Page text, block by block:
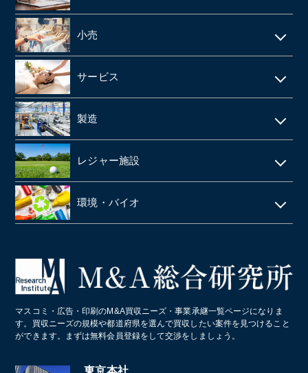
製薬
SMO
CRO
動物病院
歯科
眼科クリニック
医薬品卸
障害者施設 ・就労継続支援施設
給食業・給食サービス
宅配弁当
食品メーカー・食品加工・食品工場
清酒酒造・酒蔵
お弁当・惣菜屋
給食・テイクアウト・配達飲食
ラーメン屋
居酒屋
学習塾
小売
アパレルメーカー・アパレル
スーパーマーケット
FC(フランチャイズ加盟店)
ドラッグストア
LPガス
サービス
警備
エステサロン
ネイルサロン
税理士事務所・会計事務所
コールセンター
スポーツクラブ・フィットネスクラブ
葬儀
製造
印刷
塗料・塗料卸売メーカー
段ボール
造船業・重機・プラント業界
レジャー施設
ゴルフ場
クライミングジム・ボルダリングジム
環境・バイオ
マスコミ・広告・印刷のM&A買収ニーズ・事業承継一覧ページになりま
す。買収ニーズの規模や都道府県を選んで買収したい案件を見つけること
ができます。まずは無料会員登録をして交渉をしましょう。
東京本社